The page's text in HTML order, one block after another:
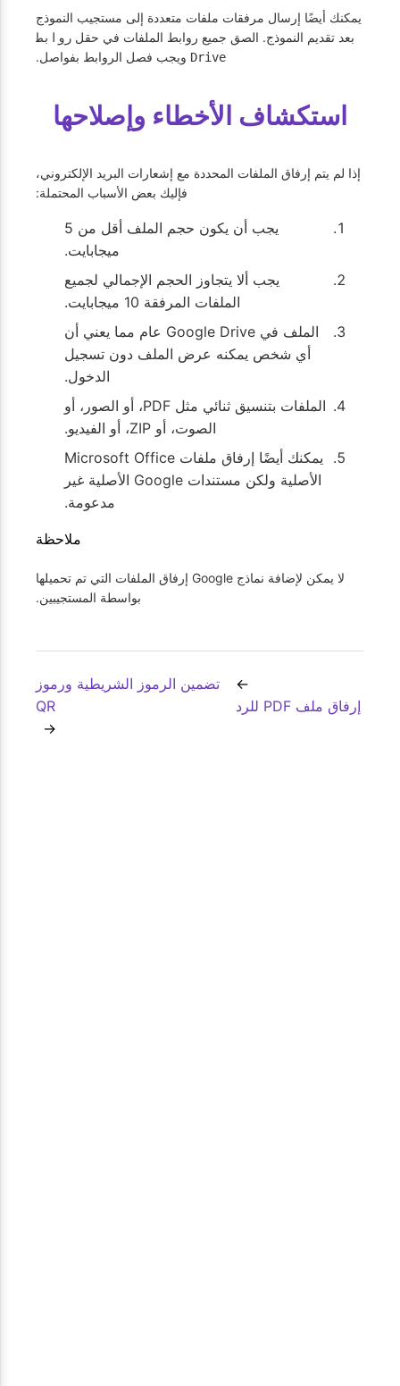
يمكنك أيضًا إرسال مرفقات ملفات متعددة إلى مستجيب النموذج
بعد تقديم النموذج. الصق جميع روابط الملفات في حقل روابط
Drive ويجب فصل الروابط بفواصل.
استكشاف الأخطاء وإصلاحها
إذا لم يتم إرفاق الملفات المحددة مع إشعارات البريد الإلكتروني،
فإليك بعض الأسباب المحتملة:
يجب أن يكون حجم الملف أقل من 5
ميجابايت.
يجب ألا يتجاوز الحجم الإجمالي لجميع
الملفات المرفقة 10 ميجابايت.
الملف في Google Drive عام مما يعني أن
أي شخص يمكنه عرض الملف دون تسجيل
الدخول.
الملفات بتنسيق ثنائي مثل PDF، أو الصور، أو
الصوت، أو ZIP، أو الفيديو.
يمكنك أيضًا إرفاق ملفات Microsoft Office
الأصلية ولكن مستندات Google الأصلية غير
مدعومة.
ملاحظة
لا يمكن لإضافة نماذج Google إرفاق الملفات التي تم تحميلها
بواسطة المستجيبين.
إرفاق ملف PDF للرد
تضمين الرموز الشريطية ورموز
QR